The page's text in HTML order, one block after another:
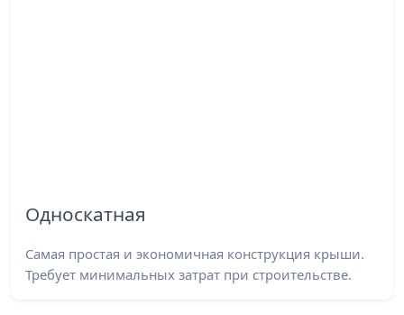
Односкатная
Самая простая и экономичная конструкция крыши.
Требует минимальных затрат при строительстве.